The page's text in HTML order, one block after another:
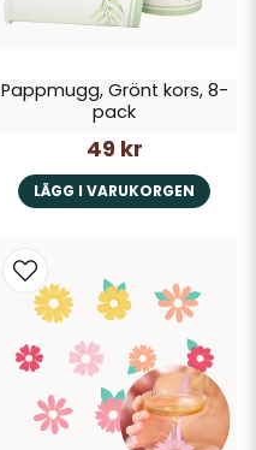
Pappmugg, Grönt kors, 8-
pack
49 kr
LÄGG I VARUKORGEN